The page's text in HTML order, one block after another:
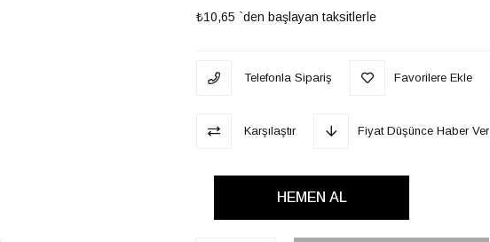
₺10,65 `den başlayan taksitlerle
Telefonla Sipariş Favorilere Ekle
Karşılaştır Fiyat Düşünce Haber Ver